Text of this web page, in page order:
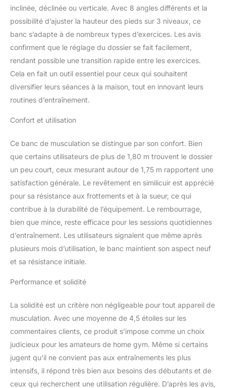
développé épaule, les
déclinés. Ciblez la
poitrine, le dos, les
abdominaux, les bras, les
fessiers et les épaules.
【Capacité certifiée
300KG】Fabriqué en
acier de qualité
musculation FLYBIRD
offre une stabilité à toute
300 kg testée
rigoureusement et le
rembourrage ferme
assurent que chaque
répétition lourde est sûre
et puissante.
【Verrouillage ultra-
stable, sans
FLYBIRD dispose d’une
approfondie sécurisée
par une goupille de
sécurité. Une fois
verrouillé, le dossier ne
bouge pas, éliminant les
inclinée, déclinée ou verticale. Avec 8 angles différents et la
possibilité d’ajuster la hauteur des pieds sur 3 niveaux, ce
banc s’adapte à de nombreux types d’exercices. Les avis
confirment que le réglage du dossier se fait facilement,
rendant possible une transition rapide entre les exercices.
Cela en fait un outil essentiel pour ceux qui souhaitent
diversifier leurs séances à la maison, tout en innovant leurs
routines d’entraînement.
Confort et utilisation
Ce banc de musculation se distingue par son confort. Bien
que certains utilisateurs de plus de 1,80 m trouvent le dossier
un peu court, ceux mesurant autour de 1,75 m rapportent une
satisfaction générale. Le revêtement en similicuir est apprécié
pour sa résistance aux frottements et à la sueur, ce qui
contribue à la durabilité de l’équipement. Le rembourrage,
bien que mince, reste efficace pour les sessions quotidiennes
d’entraînement. Les utilisateurs signalent que même après
plusieurs mois d’utilisation, le banc maintient son aspect neuf
et sa résistance initiale.
Performance et solidité
La solidité est un critère non négligeable pour tout appareil de
musculation. Avec une moyenne de 4,5 étoiles sur les
commentaires clients, ce produit s’impose comme un choix
judicieux pour les amateurs de home gym. Même si certains
jugent qu’il ne convient pas aux entraînements les plus
intensifs, il répond très bien aux besoins des débutants et de
ceux qui recherchent une utilisation régulière. D’après les avis,